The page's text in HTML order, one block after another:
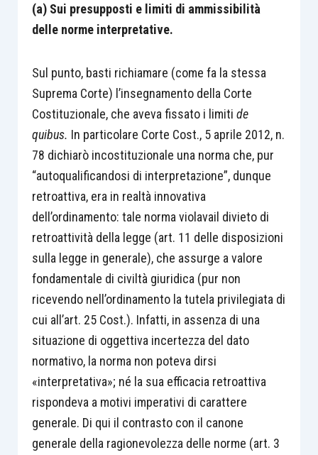
(a) Sui presupposti e limiti di ammissibilità
delle norme interpretative.
Sul punto, basti richiamare (come fa la stessa
Suprema Corte) l’insegnamento della Corte
Costituzionale, che aveva fissato i limiti de
quibus. In particolare Corte Cost., 5 aprile 2012, n.
78 dichiarò incostituzionale una norma che, pur
“autoqualificandosi di interpretazione”, dunque
retroattiva, era in realtà innovativa
dell’ordinamento: tale norma violavail divieto di
retroattività della legge (art. 11 delle disposizioni
sulla legge in generale), che assurge a valore
fondamentale di civiltà giuridica (pur non
ricevendo nell’ordinamento la tutela privilegiata di
cui all’art. 25 Cost.). Infatti, in assenza di una
situazione di oggettiva incertezza del dato
normativo, la norma non poteva dirsi
«interpretativa»; né la sua efficacia retroattiva
rispondeva a motivi imperativi di carattere
generale. Di qui il contrasto con il canone
generale della ragionevolezza delle norme (art. 3